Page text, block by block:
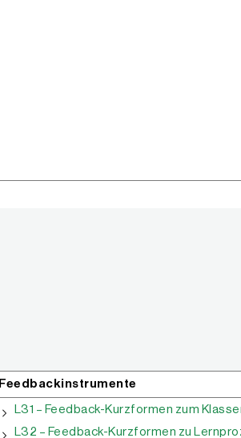
Feedbackinstrumente
L31 – Feedback-Kurzformen zum
L32 – Feedback-Kurzformen zu